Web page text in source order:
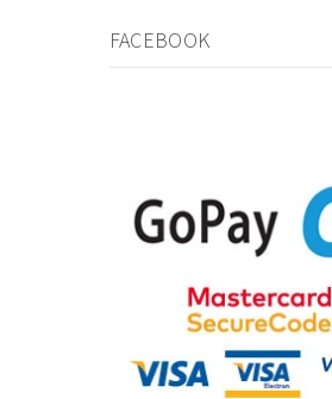
FACEBOOK